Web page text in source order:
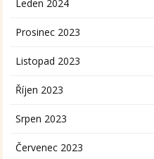
Leden 2024
Prosinec 2023
Listopad 2023
Říjen 2023
Srpen 2023
Červenec 2023